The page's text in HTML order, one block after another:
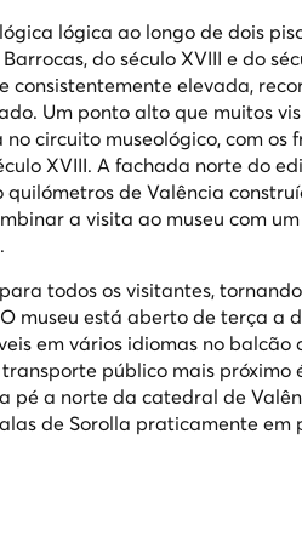
lógica ao longo de dois
do século XVIII e do
elevada,
Um ponto alto que muitos
circuito museológico, com os
XVIII. A fachada norte do
de Valência
a visita ao museu com
todos os visitantes,
museu está aberto de terça a
em vários idiomas no balcão
público mais
pé a norte da catedral de
de Sorolla praticamente